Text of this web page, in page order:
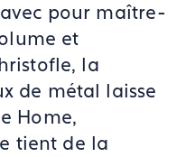
pour maître-
et
la
de métal laisse
Home,
tient de la